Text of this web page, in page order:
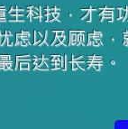
科技，才有
虑以及顾虑
后达到长寿。